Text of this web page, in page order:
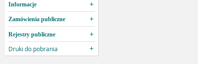
Informacje
Zamówienia publiczne
Rejestry publiczne
Druki do pobrania